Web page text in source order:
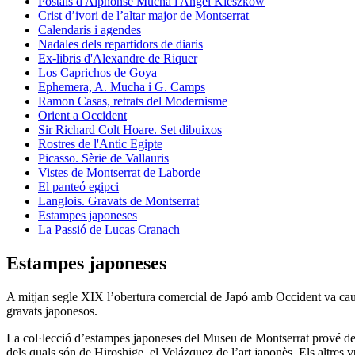
Crist d’ivori de l’altar major de Montserrat
Calendaris i agendes
Nadales dels repartidors de diaris
Ex-libris d'Alexandre de Riquer
Los Caprichos de Goya
Ephemera, A. Mucha i G. Camps
Ramon Casas, retrats del Modernisme
Orient a Occident
Sir Richard Colt Hoare. Set dibuixos
Rostres de l'Antic Egipte
Picasso. Sèrie de Vallauris
Vistes de Montserrat de Laborde
El panteó egipci
Langlois. Gravats de Montserrat
Estampes japoneses
La Passió de Lucas Cranach
Estampes japoneses
A mitjan segle XIX l’obertura comercial de Japó amb Occident va
gravats japonesos.
La col·lecció d’estampes japoneses del Museu de Montserrat prové
dels quals són de Hiroshige, el Velázquez de l’art japonès. Els